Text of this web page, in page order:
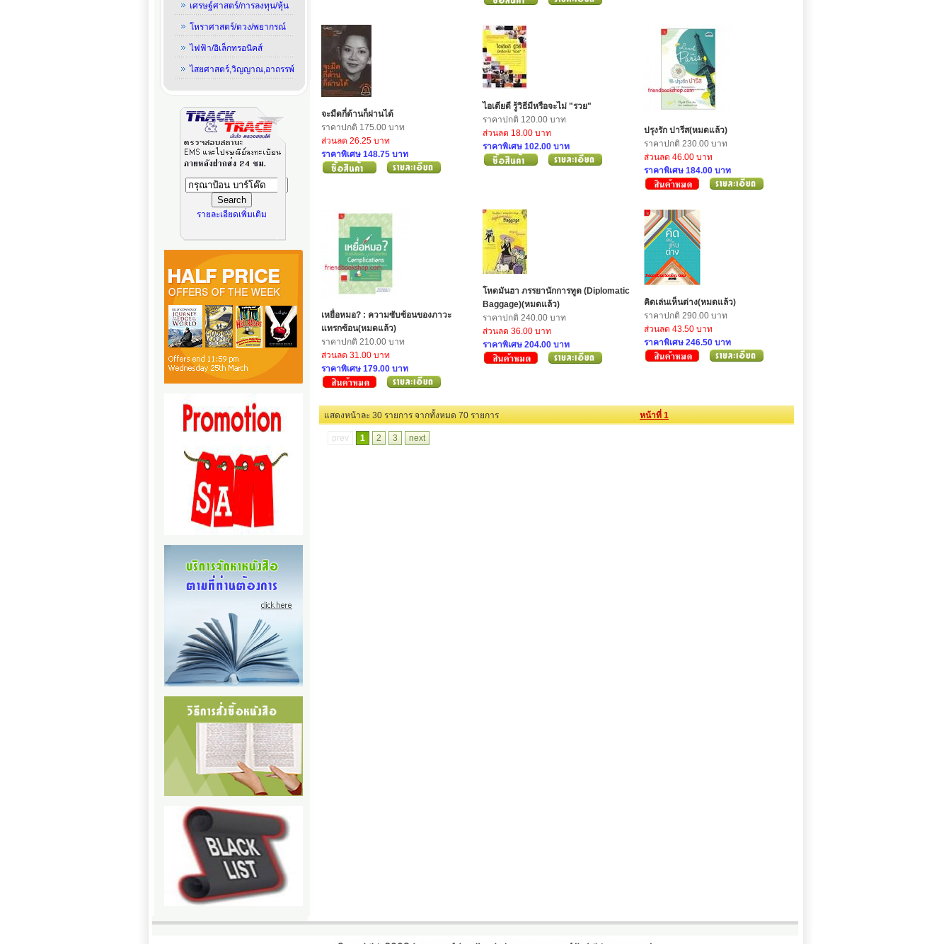
เศรษฐ์ศาสตร์/การลงทุน/หุ้น
โหราศาสตร์/ดวง/พยากรณ์
ไฟฟ้า/อิเล็กทรอนิคส์
ไสยศาสตร์,วิญญาณ,อาถรรพ์
รายละเอียดเพิ่มเติม
จะมืดกี่ด้านก็ผ่านได้
ราคาปกติ 175.00 บาท
ส่วนลด 26.25 บาท
ราคาพิเศษ 148.75 บาท
ไอเดียดี รู้วิธีมีหรือจะไม่ "รวย"
ราคาปกติ 120.00 บาท
ส่วนลด 18.00 บาท
ราคาพิเศษ 102.00 บาท
ปรุงรัก ปารีส(หมดแล้ว)
ราคาปกติ 230.00 บาท
ส่วนลด 46.00 บาท
ราคาพิเศษ 184.00 บาท
เหยื่อหมอ? : ความซับซ้อนของภาวะ
แทรกซ้อน(หมดแล้ว)
ราคาปกติ 210.00 บาท
ส่วนลด 31.00 บาท
ราคาพิเศษ 179.00 บาท
โหดมันฮา ภรรยานักการทูต (Diplomatic
Baggage)(หมดแล้ว)
ราคาปกติ 240.00 บาท
ส่วนลด 36.00 บาท
ราคาพิเศษ 204.00 บาท
คิดเล่นเห็นต่าง(หมดแล้ว)
ราคาปกติ 290.00 บาท
ส่วนลด 43.50 บาท
ราคาพิเศษ 246.50 บาท
แสดงหน้าละ 30 รายการ จากทั้งหมด 70 รายการ หน้าที่ 1
prev 1 2 3 next